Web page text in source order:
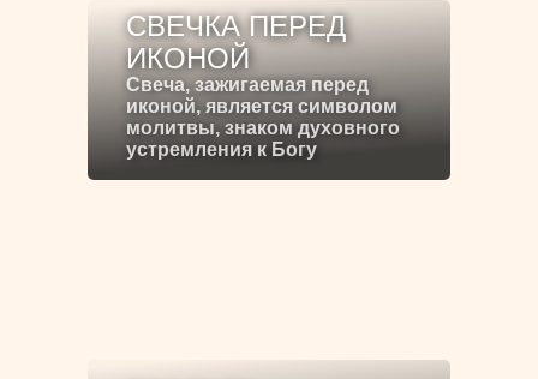
СВЕЧКА ПЕРЕД
ИКОНОЙ
Свеча, зажигаемая перед
иконой, является символом
молитвы, знаком духовного
устремления к Богу